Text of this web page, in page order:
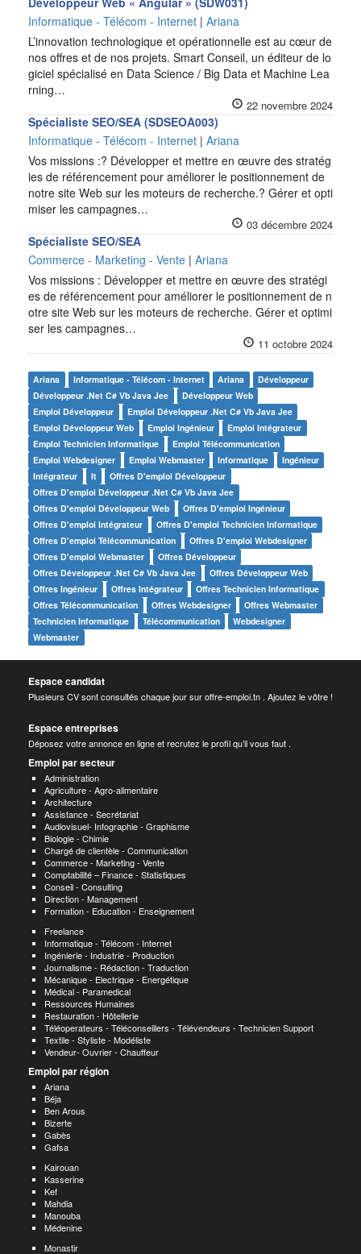
Informatique - Télécom - Internet | Ariana
L’innovation technologique et opérationnelle est au cœur de
nos offres et de nos projets. Smart Conseil, un éditeur de lo
giciel spécialisé en Data Science / Big Data et Machine Lea
rning…
22 novembre 2024
Spécialiste SEO/SEA (SDSEOA003)
Informatique - Télécom - Internet | Ariana
Vos missions :? Développer et mettre en œuvre des stratég
ies de référencement pour améliorer le positionnement de
notre site Web sur les moteurs de recherche.? Gérer et opti
miser les campagnes…
03 décembre 2024
Spécialiste SEO/SEA
Commerce - Marketing - Vente | Ariana
Vos missions : Développer et mettre en œuvre des stratégi
es de référencement pour améliorer le positionnement de n
otre site Web sur les moteurs de recherche. Gérer et optimi
ser les campagnes…
11 octobre 2024
Ariana Informatique - Télécom - Internet Ariana
Développeur
Développeur .net C# Vb Java Jee
Développeur Web
Emploi Développeur
Emploi Développeur .net C# Vb Java Jee
Emploi Développeur Web
Emploi Ingénieur
Emploi Intégrateur
Emploi Technicien Informatique
Emploi Télécommunication
Emploi Webdesigner
Emploi Webmaster Informatique
Ingénieur
Intégrateur
It
Offres D'emploi Développeur
Offres D'emploi Développeur .net C# Vb Java Jee
Offres D'emploi Développeur Web
Offres D'emploi Ingénieur
Offres D'emploi Intégrateur
Offres D'emploi Technicien Informatique
Offres D'emploi Télécommunication
Offres D'emploi Webdesigner
Offres D'emploi Webmaster
Offres Développeur
Offres Développeur .net C# Vb Java Jee
Offres Développeur Web
Offres Ingénieur
Offres Intégrateur
Offres Technicien Informatique
Offres Télécommunication
Offres Webdesigner
Offres Webmaster
Technicien Informatique
Télécommunication
Webdesigner
Webmaster
Espace candidat
Plusieurs CV sont consultés chaque jour sur offre-emploi.tn . Ajoutez le vôtre !
Espace entreprises
Déposez votre annonce en ligne et recrutez le profil qu’il vous faut .
Emploi par secteur
Administration
Agriculture - Agro-alimentaire
Architecture
Assistance - Secrétariat
Audiovisuel- Infographie - Graphisme
Biologie - Chimie
Chargé de clientèle - Communication
Commerce - Marketing - Vente
Comptabilité – Finance - Statistiques
Conseil - Consulting
Direction - Management
Formation - Education - Enseignement
Freelance
Informatique - Télécom - Internet
Ingénierie - Industrie - Production
Journalisme - Rédaction - Traduction
Mécanique - Electrique - Energétique
Médical - Paramedical
Ressources Humaines
Restauration - Hôtellerie
Téléoperateurs - Téléconseillers - Télévendeurs - Technicien Support
Textile - Styliste - Modéliste
Vendeur- Ouvrier - Chauffeur
Emploi par région
Ariana
Béja
Ben Arous
Bizerte
Gabès
Gafsa
Kairouan
Kasserine
Kef
Mahdia
Manouba
Médenine
Monastir